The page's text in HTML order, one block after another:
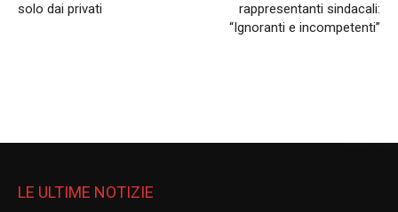
solo dai privati
rappresentanti sindacali:
“Ignoranti e incompetenti”
LE ULTIME NOTIZIE